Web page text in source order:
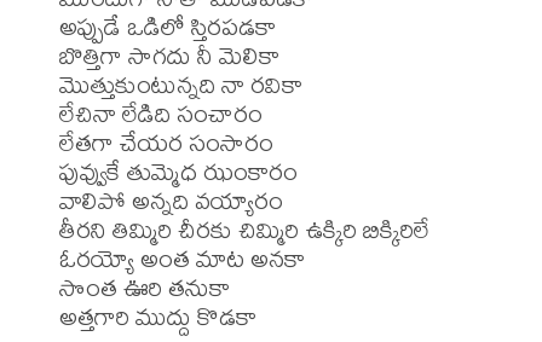
అప్పుడే ఒడిలో స్తిరపడకా
బొత్తిగా సాగదు నీ మెలికా
మొత్తుకుంటున్నది నా రవికా
లేచినా లేడిది సంచారం
లేతగా చేయర సంసారం
పువ్వుకే తుమ్మెధ ఝంకారం
వాలిపో అన్నది వయ్యారం
తీరని తిమ్మిరి చీరకు చిమ్మిరి ఉక్కిరి బిక్కిరిలే
ఓరయ్యో అంత మాట అనకా
సొంత ఊరి తనుకా
అత్తగారి ముద్దు కొడకా